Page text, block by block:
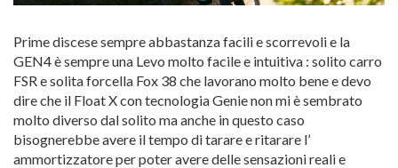
Prime discese sempre abbastanza facili e scorrevoli e la
GEN4 è sempre una Levo molto facile e intuitiva : solito carro
FSR e solita forcella Fox 38 che lavorano molto bene e devo
dire che il Float X con tecnologia Genie non mi è sembrato
molto diverso dal solito ma anche in questo caso
bisognerebbe avere il tempo di tarare e ritarare l’
ammortizzatore per poter avere delle sensazioni reali e